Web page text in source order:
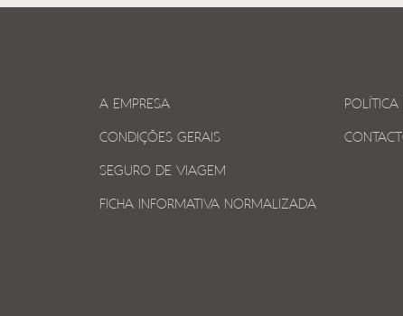
A EMPRESA
CONDIÇÕES GERAIS
SEGURO DE VIAGEM
FICHA INFORMATIVA NORMALIZADA
POLÍTICA